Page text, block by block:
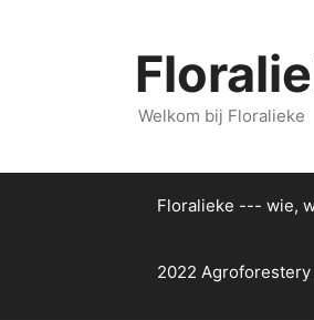
Welkom bij Floralieke
Floralieke --- wie,
2022